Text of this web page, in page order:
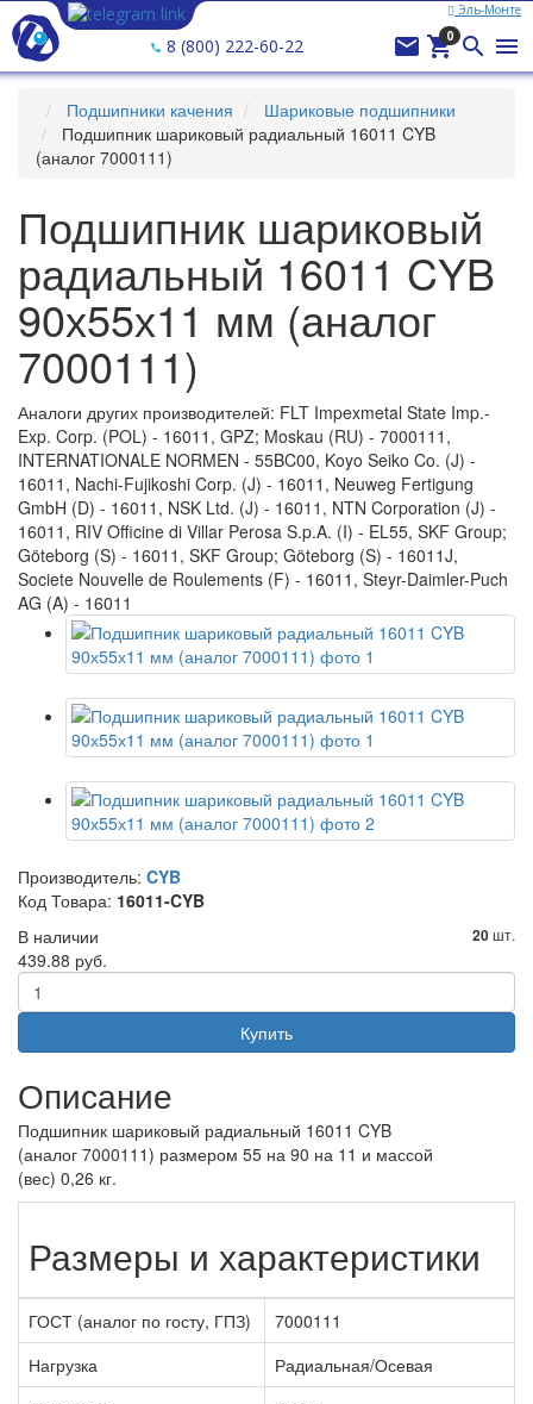
Эль-Монте
Ваш город —Эль-Монте
8 (800) 222-60-22  
0  
Подшипники качения
Шариковые подшипники
Подшипник шариковый радиальный 16011 CYB
(аналог 7000111)
Подшипник шариковый
радиальный 16011 CYB
90х55х11 мм (аналог
7000111)
Аналоги других производителей: FLT Impexmetal State Imp.-
Exp. Corp. (POL) - 16011, GPZ; Moskau (RU) - 7000111,
INTERNATIONALE NORMEN - 55BC00, Koyo Seiko Co. (J) -
16011, Nachi-Fujikoshi Corp. (J) - 16011, Neuweg Fertigung
GmbH (D) - 16011, NSK Ltd. (J) - 16011, NTN Corporation (J) -
16011, RIV Officine di Villar Perosa S.p.A. (I) - EL55, SKF Group;
Göteborg (S) - 16011, SKF Group; Göteborg (S) - 16011J,
Societe Nouvelle de Roulements (F) - 16011, Steyr-Daimler-Puch
AG (A) - 16011
Производитель: CYB
Код Товара: 16011-CYB
В наличии
20шт.
439.88 руб.
Купить
Описание
Подшипник шариковый радиальный 16011 CYB
(аналог 7000111) размером 55 на 90 на 11 и массой
(вес) 0,26 кг.
Размеры и характеристики
ГОСТ (аналог по госту, ГПЗ)
7000111
Нагрузка
Радиальная/Осевая